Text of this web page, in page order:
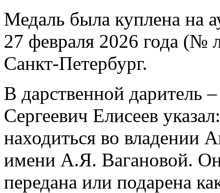
Медаль была куплена на
27 февраля 2026 года (№
Санкт-Петербург.
В дарственной даритель
Сергеевич Елисеев
находиться во владении
имени А.Я. Вагановой.
передана или подарена